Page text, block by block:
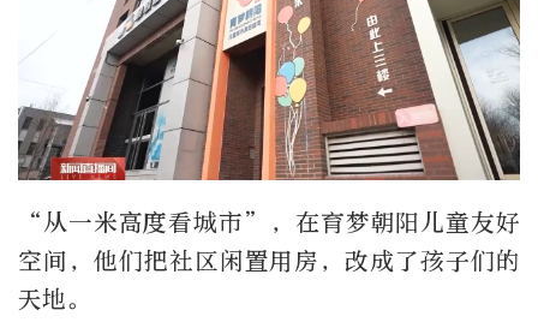
“从一米高度看城市”，在育梦朝阳儿童友好
空间，他们把社区闲置用房，改成了孩子们的
天地。